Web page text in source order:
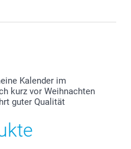
Kalender im
kurz vor Weihnachten
guter Qualität